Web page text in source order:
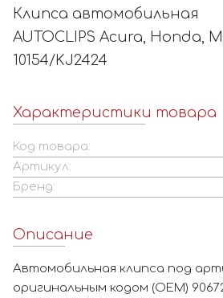
Клипса автомобильная
AUTOCLIPS Acura, Honda,
10154/KJ2424
Характеристики товара
Код товара:
Артикул:
Бренд:
Описание
Автомобильная клипса под
оригинальным кодом (OEM)